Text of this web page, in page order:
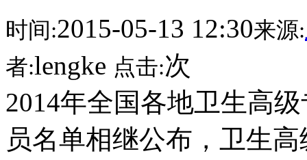
时间:2015-05-13 12:30来源:
者:lengke 点击:次
2014年全国各地卫生高
员名单相继公布，卫生